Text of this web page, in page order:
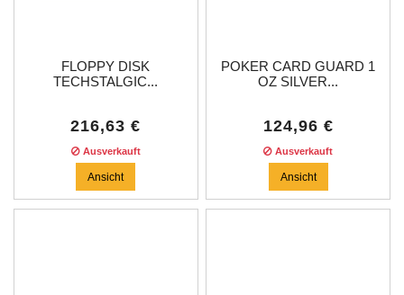
FLOPPY DISK
TECHSTALGIC...
216,63 €
Ausverkauft
Ansicht
POKER CARD GUARD 1
OZ SILVER...
124,96 €
Ausverkauft
Ansicht